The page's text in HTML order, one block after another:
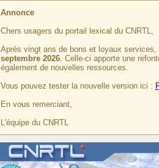
Annonce
Chers usagers du portail lexical du CNRTL,
Après vingt ans de bons et loyaux
septembre 2026. Celle-ci apporte une
également de nouvelles ressources.
Vous pouvez tester la nouvelle version ici :
En vous remerciant,
L'équipe du CNRTL